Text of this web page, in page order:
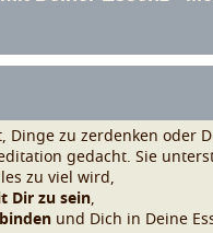
Dinge zu zerdenken
gedacht. Sie
zu viel wird,
Dir zu sein,
und Dich in Deine